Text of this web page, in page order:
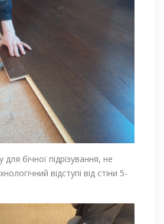
бічної підрізування, не
відступі від стіни 5-